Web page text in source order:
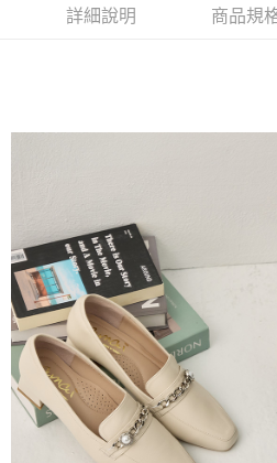
2.基於同意付款使用「大哥付你分期」之
資料（包含姓名、電話或地址）提供予台
※ 交易是否成功請以「AFTEE先享後付 」
易，需依本服務之必要範圍內提供個人資
「AFTEE先享後付」，若未經同意申辦者
任。
４．使用「AFTEE先享後付」時，將依據
時審查核予不同之上限額度；若仍有額度
請求用戶進行身份認證。
５．嚴禁一人註冊多個帳號或使用他人資
恩沛科技股份有限公司將有權停止該用戶
每筆NT$80，滿NT$799(含以上)免運
每筆NT$200
付款後門市自取
免運費
貨到付款
每筆NT$80，滿NT$799(含以上)免運
詳細說明 商品規